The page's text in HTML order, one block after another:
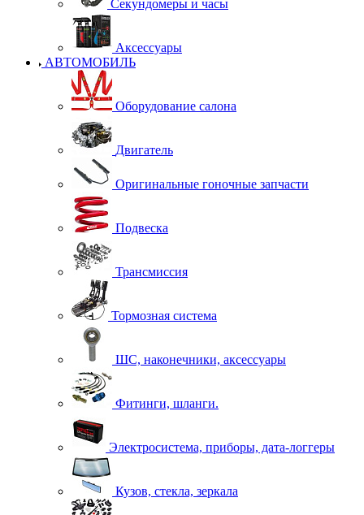
Секундомеры и часы
Аксессуары
АВТОМОБИЛЬ
Оборудование салона
Двигатель
Оригинальные гоночные запчасти
Подвеска
Трансмиссия
Тормозная система
ШС, наконечники, аксессуары
Фитинги, шланги.
Электросистема, приборы, дата-логгеры
Кузов, стекла, зеркала